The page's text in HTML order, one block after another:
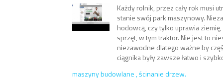
Każdy rolnik, przez cały rok musi
stanie swój park maszynowy.
hodowcą, czy tylko uprawia
sprzęt, w tym traktor. Nie jest to
niezawodne dlatego ważne by
ciągnika były zawsze łatwo i
maszyny budowlane , ścinanie drzew.